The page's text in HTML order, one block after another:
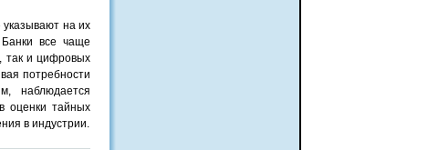
на их
Банки все чаще
так и цифровых
потребности
наблюдается
оценки тайных
в индустрии.